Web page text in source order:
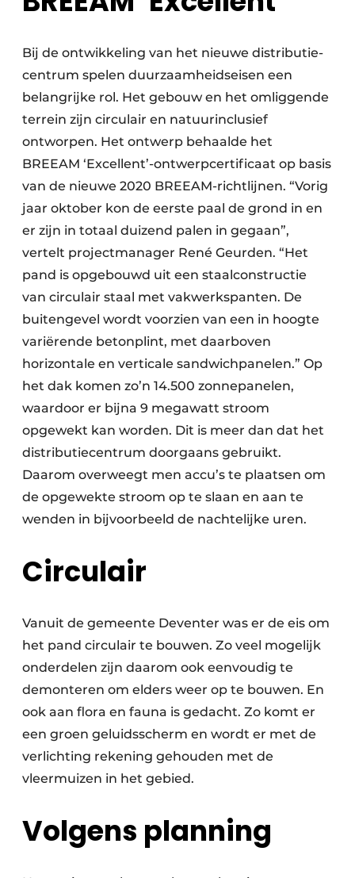
Bij de ontwikkeling van het nieuwe distributie­
centrum spelen duur­zaamheidseisen een
belangrijke rol. Het gebouw en het omliggende
terrein zijn circulair en natuurinclusief
ontworpen. Het ontwerp behaalde het
BREEAM ‘Excellent’-ontwerpcertificaat op basis
van de nieuwe 2020 BREEAM-richtlijnen. “Vorig
jaar oktober kon de eerste paal de grond in en
er zijn in totaal duizend palen in gegaan”,
vertelt projectmanager René Geurden. “Het
pand is opgebouwd uit een staalconstructie
van circulair staal met vakwerkspanten. De
buitengevel wordt voorzien van een in hoogte
variërende betonplint, met daarboven
horizontale en verticale sandwichpanelen.” Op
het dak komen zo’n 14.500 zonnepanelen,
waardoor er bijna 9 megawatt stroom
opgewekt kan worden. Dit is meer dan dat het
distributiecentrum doorgaans gebruikt.
Daarom overweegt men accu’s te plaatsen om
de opgewekte stroom op te slaan en aan te
wenden in bijvoorbeeld de nachtelijke uren.
Circulair
Vanuit de gemeente Deventer was er de eis om
het pand circulair te bouwen. Zo veel mogelijk
onderdelen zijn daarom ook eenvoudig te
demonteren om elders weer op te bouwen. En
ook aan flora en fauna is gedacht. Zo komt er
een groen geluidsscherm en wordt er met de
verlichting rekening gehouden met de
vleermuizen in het gebied.
Volgens planning